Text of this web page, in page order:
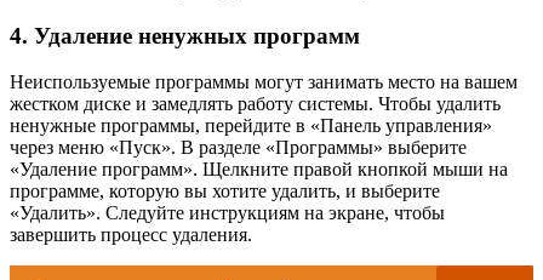
4. Удаление ненужных программ
Неиспользуемые программы могут занимать место на вашем
жестком диске и замедлять работу системы. Чтобы удалить
ненужные программы, перейдите в «Панель управления»
через меню «Пуск». В разделе «Программы» выберите
«Удаление программ». Щелкните правой кнопкой мыши на
программе, которую вы хотите удалить, и выберите
«Удалить». Следуйте инструкциям на экране, чтобы
завершить процесс удаления.